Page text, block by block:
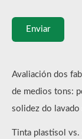
Enviar
Avaliación dos
de medios tons:
solidez do lavado
Tinta plastisol